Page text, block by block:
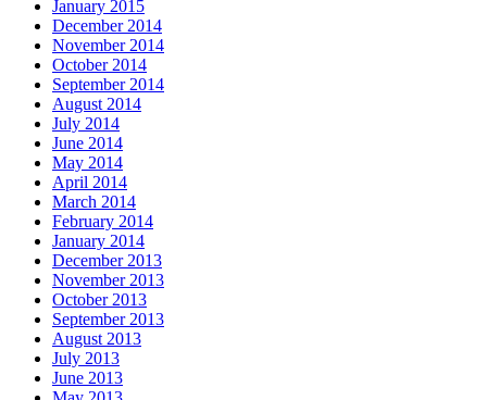
January 2015
December 2014
November 2014
October 2014
September 2014
August 2014
July 2014
June 2014
May 2014
April 2014
March 2014
February 2014
January 2014
December 2013
November 2013
October 2013
September 2013
August 2013
July 2013
June 2013